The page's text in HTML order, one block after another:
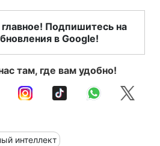
Подпишитесь на
в Google!
там, где вам удобно!
интеллект